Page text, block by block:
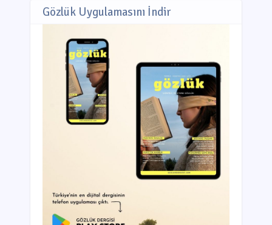
Gözlük Uygulamasını İndir